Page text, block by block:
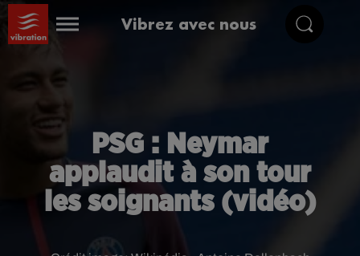
Vibrez avec nous
PSG : Neymar
applaudit à son tour
les soignants (vidéo)